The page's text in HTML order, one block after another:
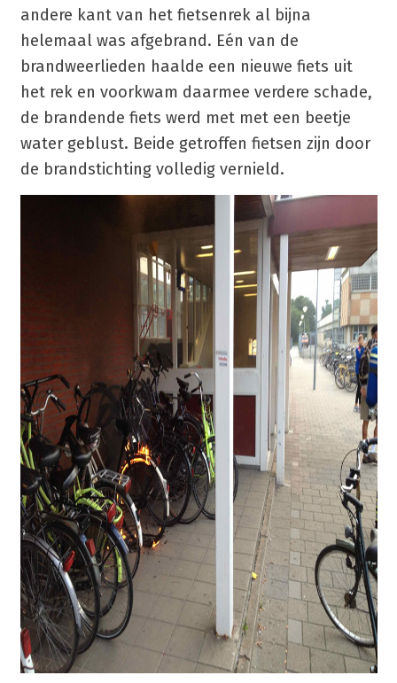
andere kant van het fietsenrek al bijna
helemaal was afgebrand. Eén van de
brandweerlieden haalde een nieuwe fiets uit
het rek en voorkwam daarmee verdere schade,
de brandende fiets werd met met een beetje
water geblust. Beide getroffen fietsen zijn door
de brandstichting volledig vernield.